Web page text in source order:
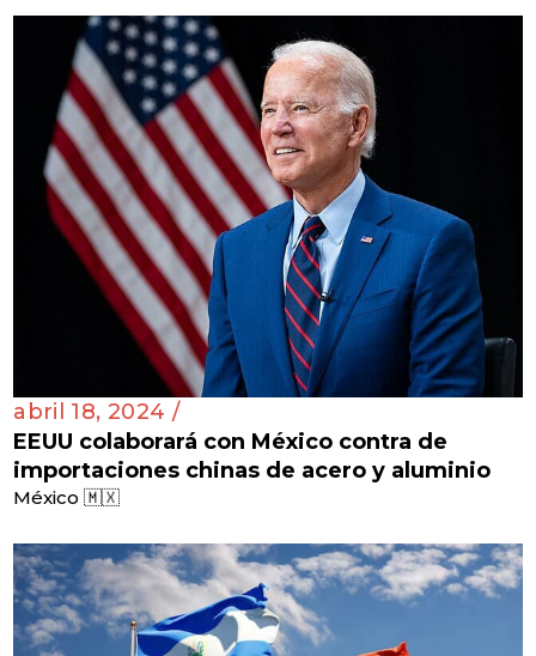
abril 18, 2024 /
EEUU colaborará con México contra de
importaciones chinas de acero y aluminio
México 🇲🇽